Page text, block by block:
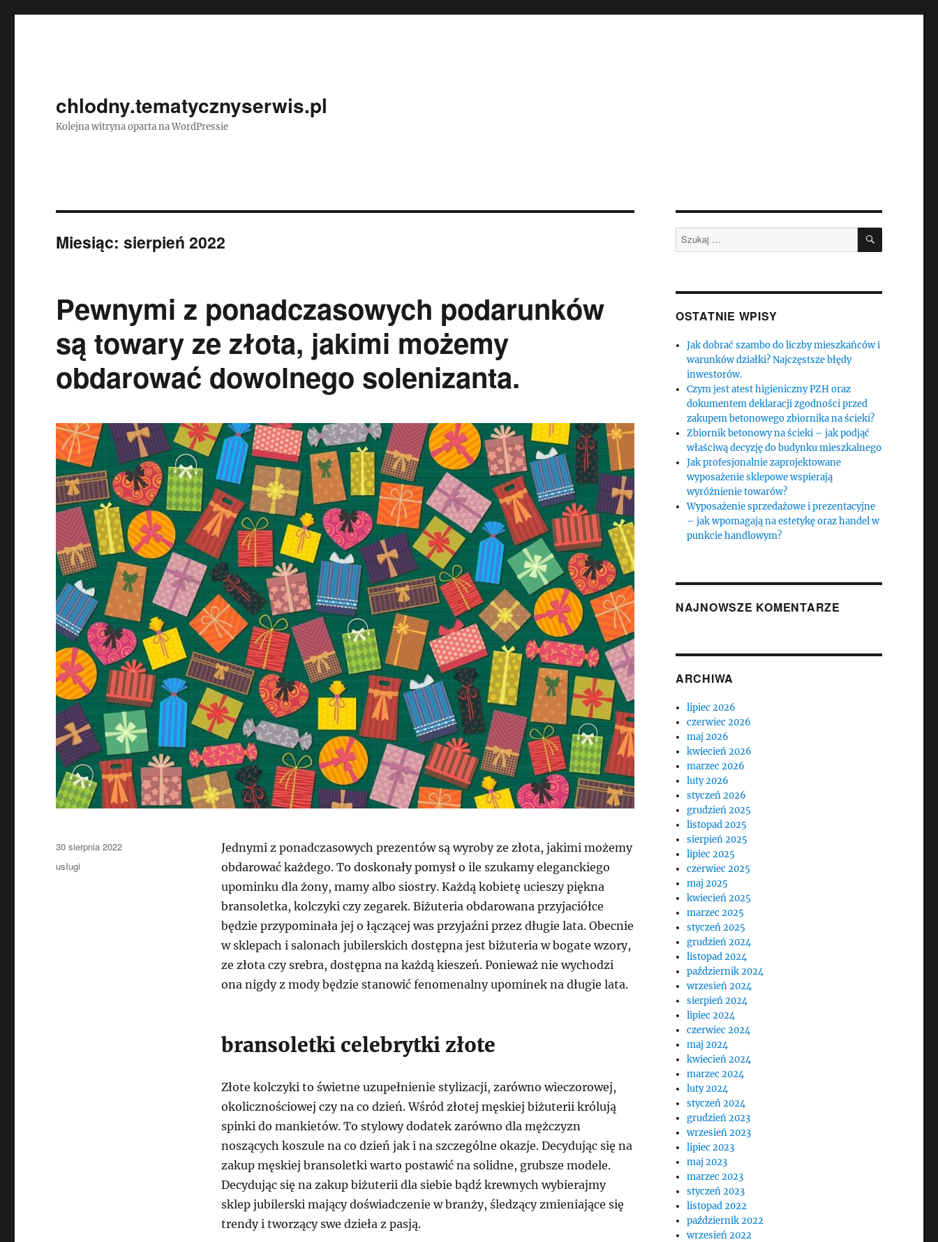
chlodny.tematycznyserwis.pl
Kolejna witryna oparta na WordPressie
Miesiąc:sierpień 2022
Pewnymi z ponadczasowych podarunków
są towary ze złota, jakimi możemy
obdarować dowolnego solenizanta.
Jednymi z ponadczasowych prezentów są wyroby ze złota, jakimi możemy
obdarować każdego. To doskonały pomysł o ile szukamy eleganckiego
upominku dla żony, mamy albo siostry. Każdą kobietę ucieszy piękna
bransoletka, kolczyki czy zegarek. Biżuteria obdarowana przyjaciółce
będzie przypominała jej o łączącej was przyjaźni przez długie lata. Obecnie
w sklepach i salonach jubilerskich dostępna jest biżuteria w bogate wzory,
ze złota czy srebra, dostępna na każdą kieszeń. Ponieważ nie wychodzi
ona nigdy z mody będzie stanowić fenomenalny upominek na długie lata.
bransoletki celebrytki złote
Złote kolczyki to świetne uzupełnienie stylizacji, zarówno wieczorowej,
okolicznościowej czy na co dzień. Wśród złotej męskiej biżuterii królują
spinki do mankietów. To stylowy dodatek zarówno dla mężczyzn
noszących koszule na co dzień jak i na szczególne okazje. Decydując się na
zakup męskiej bransoletki warto postawić na solidne, grubsze modele.
Decydując się na zakup biżuterii dla siebie bądź krewnych wybierajmy
sklep jubilerski mający doświadczenie w branży, śledzący zmieniające się
trendy i tworzący swe dzieła z pasją.
Data
publikacji
30 sierpnia 2022
Kategorie
usługi
Szukaj: SZUKAJ
OSTATNIE WPISY
Jak dobrać szambo do liczby mieszkańców i
warunków działki? Najczęstsze błędy
inwestorów.
Czym jest atest higieniczny PZH oraz
dokumentem deklaracji zgodności przed
zakupem betonowego zbiornika na ścieki?
Zbiornik betonowy na ścieki – jak podjąć
właściwą decyzję do budynku mieszkalnego
Jak profesjonalnie zaprojektowane
wyposażenie sklepowe wspierają
wyróżnienie towarów?
Wyposażenie sprzedażowe i prezentacyjne
– jak wpomagają na estetykę oraz handel w
punkcie handlowym?
NAJNOWSZE KOMENTARZE
ARCHIWA
lipiec 2026
czerwiec 2026
maj 2026
kwiecień 2026
marzec 2026
luty 2026
styczeń 2026
grudzień 2025
listopad 2025
sierpień 2025
lipiec 2025
czerwiec 2025
maj 2025
kwiecień 2025
marzec 2025
styczeń 2025
grudzień 2024
listopad 2024
październik 2024
wrzesień 2024
sierpień 2024
lipiec 2024
czerwiec 2024
maj 2024
kwiecień 2024
marzec 2024
luty 2024
styczeń 2024
grudzień 2023
wrzesień 2023
lipiec 2023
maj 2023
marzec 2023
styczeń 2023
listopad 2022
październik 2022
wrzesień 2022